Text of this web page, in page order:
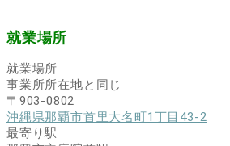
就業場所
就業場所
事業所所在地と同じ
〒903-0802
沖縄県那覇市首里大名町1丁目43-2
最寄り駅